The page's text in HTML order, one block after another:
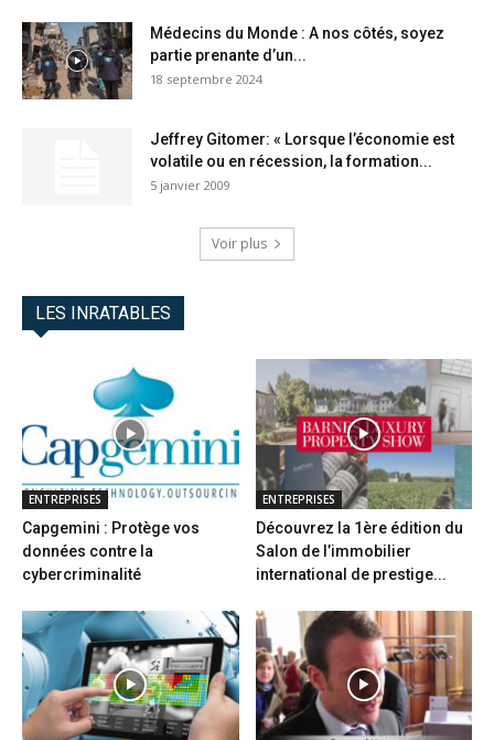
Médecins du Monde : A nos côtés, soyez
partie prenante d’un...
18 septembre 2024
Jeffrey Gitomer: « Lorsque l’économie est
volatile ou en récession, la formation...
5 janvier 2009
Voir plus
LES INRATABLES
ENTREPRISES
Capgemini : Protège vos
données contre la
cybercriminalité
ENTREPRISES
Découvrez la 1ère édition du
Salon de l’immobilier
international de prestige...